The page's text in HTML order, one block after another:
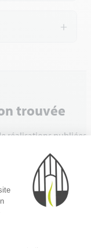
trouvée
réalisations publiées.